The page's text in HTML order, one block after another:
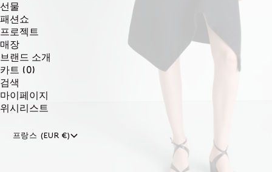
선물
패션쇼
프로젝트
매장
브랜드 소개
카트 (0)
검색
마이페이지
위시리스트
프랑스 (EUR €)